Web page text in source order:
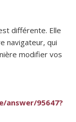
différente. Elle
navigateur, qui
modifier vos
answer/95647?